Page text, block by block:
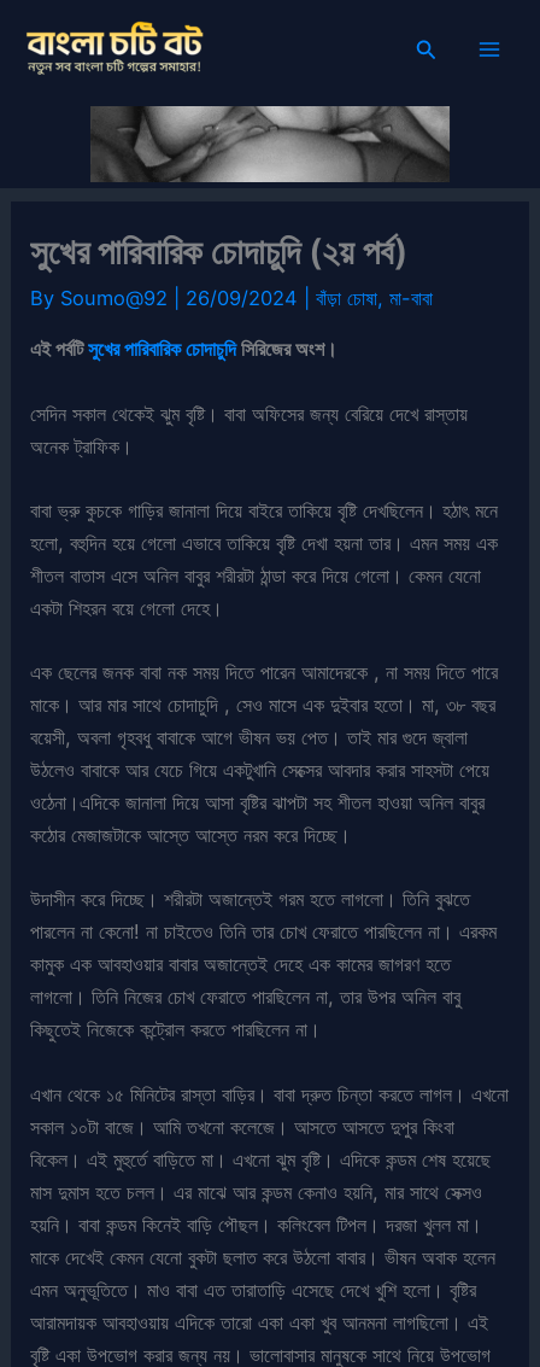
content
Search
সুখের পারিবারিক চোদাচুদি (২য় পর্ব)
By Soumo@92 26/09/2024 |বাঁড়া চোষা,মা-বাবা
এই পর্বটিসুখের পারিবারিক চোদাচুদিসিরিজের অংশ।
সেদিন সকাল থেকেই ঝুম বৃষ্টি। বাবা অফিসের জন্য বেরিয়ে দেখে রাস্তায়
অনেক ট্রাফিক।
বাবা ভ্রু কুচকে গাড়ির জানালা দিয়ে বাইরে তাকিয়ে বৃষ্টি দেখছিলেন। হঠাৎ মনে
হলো, বহুদিন হয়ে গেলো এভাবে তাকিয়ে বৃষ্টি দেখা হয়না তার। এমন সময় এক
শীতল বাতাস এসে অনিল বাবুর শরীরটা ঠান্ডা করে দিয়ে গেলো। কেমন যেনো
একটা শিহরন বয়ে গেলো দেহে।
এক ছেলের জনক বাবা নক সময় দিতে পারেন আমাদেরকে , না সময় দিতে পারে
মাকে। আর মার সাথে চোদাচুদি , সেও মাসে এক দুইবার হতো। মা, ৩৮ বছর
বয়েসী, অবলা গৃহবধু বাবাকে আগে ভীষন ভয় পেত। তাই মার গুদে জ্বালা
উঠলেও বাবাকে আর যেচে গিয়ে একটুখানি সেক্সের আবদার করার সাহসটা পেয়ে
ওঠেনা।এদিকে জানালা দিয়ে আসা বৃষ্টির ঝাপটা সহ শীতল হাওয়া অনিল বাবুর
কঠোর মেজাজটাকে আস্তে আস্তে নরম করে দিচ্ছে।
উদাসীন করে দিচ্ছে। শরীরটা অজান্তেই গরম হতে লাগলো। তিনি বুঝতে
পারলেন না কেনো! না চাইতেও তিনি তার চোখ ফেরাতে পারছিলেন না। এরকম
কামুক এক আবহাওয়ার বাবার অজান্তেই দেহে এক কামের জাগরণ হতে
লাগলো। তিনি নিজের চোখ ফেরাতে পারছিলেন না, তার উপর অনিল বাবু
কিছুতেই নিজেকে কন্ট্রোল করতে পারছিলেন না।
এখান থেকে ১৫ মিনিটের রাস্তা বাড়ির। বাবা দ্রুত চিন্তা করতে লাগল। এখনো
সকাল ১০টা বাজে। আমি তখনো কলেজে। আসতে আসতে দুপুর কিংবা
বিকেল। এই মুহুর্তে বাড়িতে মা। এখনো ঝুম বৃষ্টি। এদিকে কন্ডম শেষ হয়েছে
মাস দুমাস হতে চলল। এর মাঝে আর কন্ডম কেনাও হয়নি, মার সাথে সেক্সও
হয়নি। বাবা কন্ডম কিনেই বাড়ি পৌছল। কলিংবেল টিপল। দরজা খুলল মা।
মাকে দেখেই কেমন যেনো বুকটা ছলাত করে উঠলো বাবার। ভীষন অবাক হলেন
এমন অনুভূতিতে। মাও বাবা এত তারাতাড়ি এসেছে দেখে খুশি হলো। বৃষ্টির
আরামদায়ক আবহাওয়ায় এদিকে তারো একা একা খুব আনমনা লাগছিলো। এই
বৃষ্টি একা উপভোগ করার জন্য নয়। ভালোবাসার মানুষকে সাথে নিয়ে উপভোগ